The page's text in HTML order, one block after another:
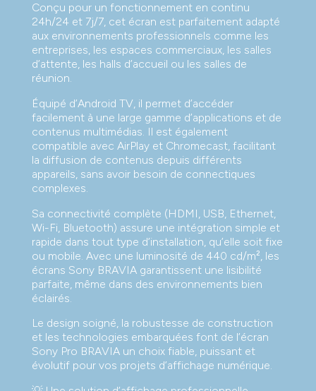
Conçu pour un fonctionnement en continu
24h/24 et 7j/7, cet écran est parfaitement adapté
aux environnements professionnels comme les
entreprises, les espaces commerciaux, les salles
d’attente, les halls d’accueil ou les salles de
réunion.
Équipé d’Android TV, il permet d’accéder
facilement à une large gamme d’applications et de
contenus multimédias. Il est également
compatible avec AirPlay et Chromecast, facilitant
la diffusion de contenus depuis différents
appareils, sans avoir besoin de connectiques
complexes.
Sa connectivité complète (HDMI, USB, Ethernet,
Wi-Fi, Bluetooth) assure une intégration simple et
rapide dans tout type d’installation, qu’elle soit fixe
ou mobile. Avec une luminosité de 440 cd/m², les
écrans Sony BRAVIA garantissent une lisibilité
parfaite, même dans des environnements bien
éclairés.
Le design soigné, la robustesse de construction
et les technologies embarquées font de l’écran
Sony Pro BRAVIA un choix fiable, puissant et
évolutif pour vos projets d’affichage numérique.